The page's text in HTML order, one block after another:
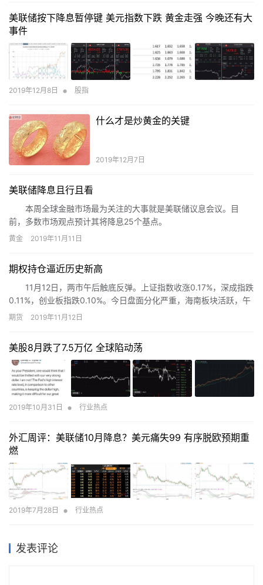
素都在消散，因此投资者们逐渐的获利了结影响开始显现。经历了
夏季大涨之后，黄金市场的热度已经下降了不少，尤其是上周还创
下了近三年以来最差的单周表现。此前非常看涨的各大投行也渐渐
转变了对黄金的态度。
美联储按下降息暂停键 美元指数下跌 黄金走强 今晚还有大
事件
2019年12月8日 • 股指
什么才是炒黄金的关键
2019年12月7日
美联储降息且行且看
本周全球金融市场最为关注的大事就是美联储议息会议。目
前，多数市场观点预计其将降息25个基点。
黄金 2019年11月11日
期权持仓逼近历史新高
11月12日，两市午后触底反弹。上证指数收涨0.17%，深成指跌
0.11%，创业板指跌0.10%。今日盘面分化严重，海南板块活跃，午
后军工、基建、电路板、工业大麻等题材复苏，带领大盘反弹；而
元，终结连续13天净流入。三大指数均小幅收红，上证50指数涨
0.19%，沪深300指数涨0.02%，中证500指数涨0.11%。期指表现
仍弱于现货指数，但贴水幅度较上周收窄。期权方面，标的资产
50ETF上涨0.13%收于3.017，平值期权隐含波动率仍在年内低位，
合成标的已有小幅升水。
期货 2019年11月12日
美股8月跌了7.5万亿 全球陷动荡
2019年10月31日 • 行业热点
外汇周评：美联储10月降息？美元痛失99 有序脱欧预期重
燃
2019年7月28日 • 行业热点
发表评论